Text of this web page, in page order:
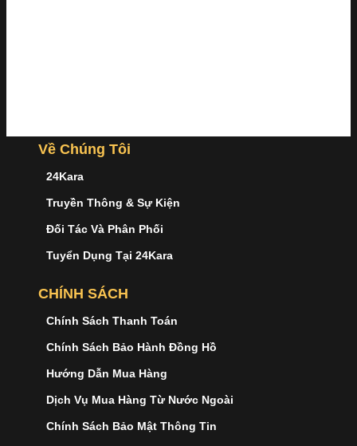
Về Chúng Tôi
24Kara
Truyền Thông & Sự Kiện
Đối Tác Và Phân Phối
Tuyển Dụng Tại 24Kara
CHÍNH SÁCH
Chính Sách Thanh Toán
Chính Sách Bảo Hành Đồng Hồ
Hướng Dẫn Mua Hàng
Dịch Vụ Mua Hàng Từ Nước Ngoài
Chính Sách Bảo Mật Thông Tin